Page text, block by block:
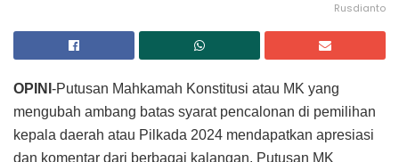
Rusdianto
OPINI -Putusan Mahkamah Konstitusi atau MK yang
mengubah ambang batas syarat pencalonan di pemilihan
kepala daerah atau Pilkada 2024 mendapatkan apresiasi
dan komentar dari berbagai kalangan. Putusan MK